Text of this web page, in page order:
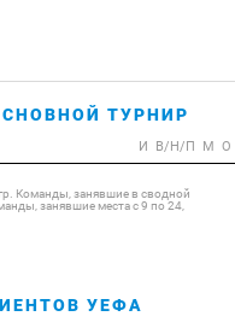
ТУРНИР
И В/Н/П М О
Команды, занявшие в сводной
занявшие места с 9 по 24,
УЕФА